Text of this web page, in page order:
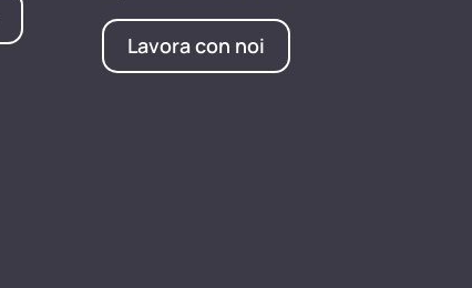
Lavora con noi